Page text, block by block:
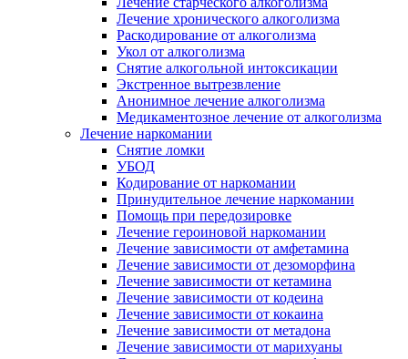
Лечение хронического алкоголизма
Раскодирование от алкоголизма
Укол от алкоголизма
Снятие алкогольной интоксикации
Экстренное вытрезвление
Анонимное лечение алкоголизма
Медикаментозное лечение от алкоголизма
Лечение наркомании
Снятие ломки
УБОД
Кодирование от наркомании
Принудительное лечение наркомании
Помощь при передозировке
Лечение героиновой наркомании
Лечение зависимости от амфетамина
Лечение зависимости от дезоморфина
Лечение зависимости от кетамина
Лечение зависимости от кодеина
Лечение зависимости от кокаина
Лечение зависимости от метадона
Лечение зависимости от марихуаны